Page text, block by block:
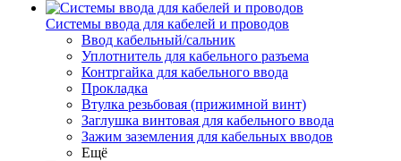
Системы ввода для кабелей и проводов
Ввод кабельный/сальник
Уплотнитель для кабельного разъема
Контргайка для кабельного ввода
Прокладка
Втулка резьбовая (прижимной винт)
Заглушка винтовая для кабельного ввода
Зажим заземления для кабельных вводов
Ещё